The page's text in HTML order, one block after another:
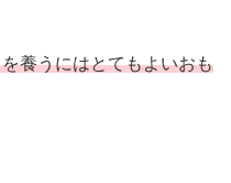
養うにはとてもよいおも